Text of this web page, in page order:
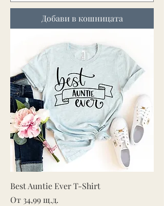
Добави в кошницата
Best Auntie Ever T-Shirt
От 34,99 щ.д.
Продажна цена